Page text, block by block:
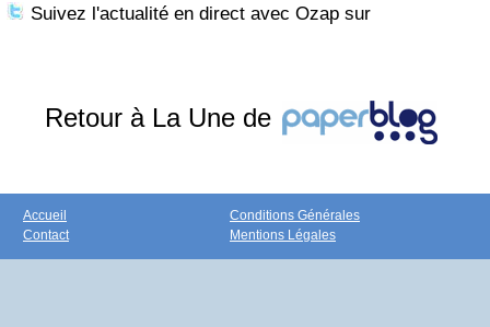
Suivez l'actualité en direct avec Ozap sur
Retour à La Une de
Accueil
Contact
Conditions Générales
Mentions Légales